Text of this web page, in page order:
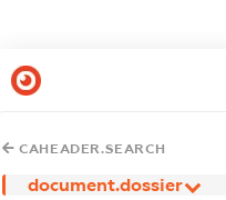
CAHEADER.SEARCH
document.dossier